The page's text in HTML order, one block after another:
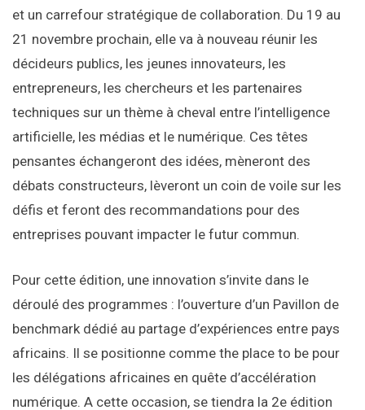
et un carrefour stratégique de collaboration. Du 19 au
21 novembre prochain, elle va à nouveau réunir les
décideurs publics, les jeunes innovateurs, les
entrepreneurs, les chercheurs et les partenaires
techniques sur un thème à cheval entre l’intelligence
artificielle, les médias et le numérique. Ces têtes
pensantes échangeront des idées, mèneront des
débats constructeurs, lèveront un coin de voile sur les
défis et feront des recommandations pour des
entreprises pouvant impacter le futur commun.
Pour cette édition, une innovation s’invite dans le
déroulé des programmes : l’ouverture d’un Pavillon de
benchmark dédié au partage d’expériences entre pays
africains. Il se positionne comme the place to be pour
les délégations africaines en quête d’accélération
numérique. A cette occasion, se tiendra la 2e édition